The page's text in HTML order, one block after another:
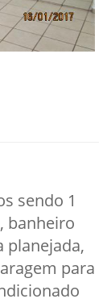
sendo 1
banheiro
planejada,
para